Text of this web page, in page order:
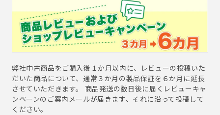
弊社中古商品をご購入後１か月以内に、レビューの投稿いた
だいた商品について、通常３か月の製品保証を６か月に延長
させていただきます。 商品発送の数日後に届くレビューキャ
ンペーンのご案内メールが届きます、それに沿って投稿して
ください。